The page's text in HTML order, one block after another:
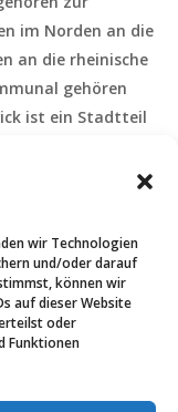
wir Technologien
und/oder darauf
können wir
auf dieser Website
oder
Funktionen
im Norden an die
an die rheinische
gehören
ist ein Stadtteil
war, gehören die
Rheinland, die
Werth gehören